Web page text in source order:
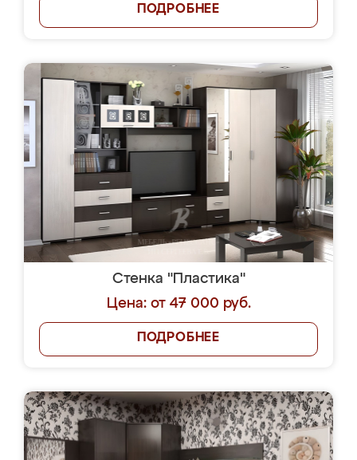
ПОДРОБНЕЕ
Стенка "Пластика"
Цена: от 47 000 руб.
ПОДРОБНЕЕ